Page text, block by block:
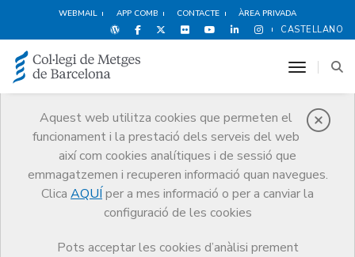
WEBMAIL APP COMB CONTACTE ÀREA PRIVADA
CASTELLANO
Aquest web utilitza cookies que permeten el
funcionament i la prestació dels serveis del web
així com cookies analítiques i de sessió que
emmagatzemen i recuperen informació quan navegues.
Clica AQUÍ per a mes informació o per a canviar la
configuració de les cookies
Pots acceptar les cookies d’anàlisi prement
toggle
Agenda
Agenda
Obligats a cuidar. Afrontant la síndrome del cuidador